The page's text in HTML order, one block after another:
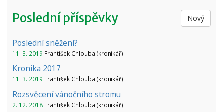
Nový
Poslední příspěvky
Poslední sněžení?
11. 3. 2019 František Chlouba (kronikář)
Kronika 2017
11. 3. 2019 František Chlouba (kronikář)
Rozsvěcení vánočního stromu
2. 12. 2018 František Chlouba (kronikář)